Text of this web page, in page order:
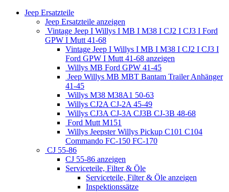
Jeep Ersatzteile
Jeep Ersatzteile anzeigen
Vintage Jeep I Willys I MB I M38 I CJ2 I CJ3 I Ford
GPW I Mutt 41-68
Vintage Jeep I Willys I MB I M38 I CJ2 I CJ3 I
Ford GPW I Mutt 41-68 anzeigen
Willys MB Ford GPW 41-45
Jeep Willys MB MBT Bantam Trailer Anhänger
41-45
Willys M38 M38A1 50-63
Willys CJ2A CJ-2A 45-49
Willys CJ3A CJ-3A CJ3B CJ-3B 48-68
Ford Mutt M151
Willys Jeepster Willys Pickup C101 C104
Commando FC-150 FC-170
CJ 55-86
CJ 55-86 anzeigen
Serviceteile, Filter & Öle
Serviceteile, Filter & Öle anzeigen
Inspektionssätze